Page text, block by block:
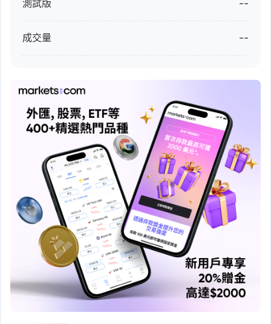
測試版 --
成交量 --